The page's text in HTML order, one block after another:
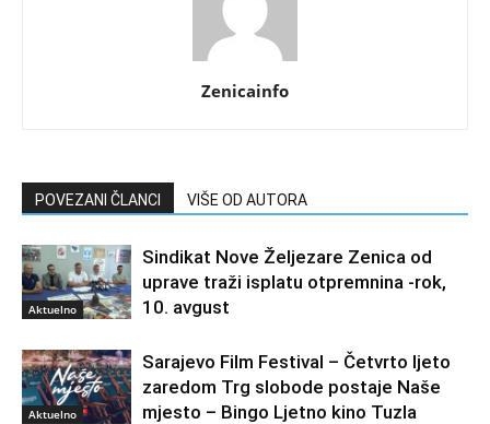
Zenicainfo
POVEZANI ČLANCI VIŠE OD AUTORA
Aktuelno
Sindikat Nove Željezare Zenica od
uprave traži isplatu otpremnina -rok,
10. avgust
Aktuelno
Sarajevo Film Festival – Četvrto ljeto
zaredom Trg slobode postaje Naše
mjesto – Bingo Ljetno kino Tuzla